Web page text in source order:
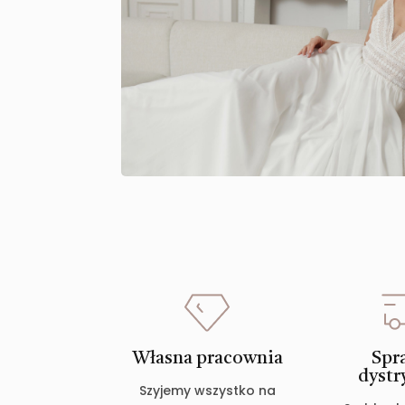
Własna pracownia
Szyjemy wszystko na